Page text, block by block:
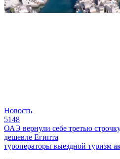
Новость
5148
ОАЭ вернули себе третью
дешевле Египта
туроператоры выездной туризм